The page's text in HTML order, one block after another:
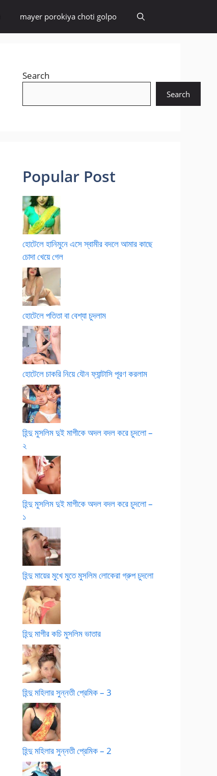
mayer porokiya choti golpo
Search
Search
Popular Post
হোটেলে হানিমুনে এসে স্বামীর বদলে আমার কাছে
চোদা খেয়ে গেল
হোটেলে পতিতা বা বেশ্যা চুদলাম
হোটেলে চাকরি নিয়ে যৌন ফ্যান্টাসি পূরণ করলাম
হিন্দু মুসলিম দুই মাগীকে অদল বদল করে চুদলো –
২
হিন্দু মুসলিম দুই মাগীকে অদল বদল করে চুদলো –
১
হিন্দু মায়ের মুখে মুতে মুসলিম লোকেরা গ্রুপ চুদলো
হিন্দু মাগীর কচি মুসলিম ভাতার
হিন্দু মহিলার সুন্নতী প্রেমিক – 3
হিন্দু মহিলার সুন্নতী প্রেমিক – 2